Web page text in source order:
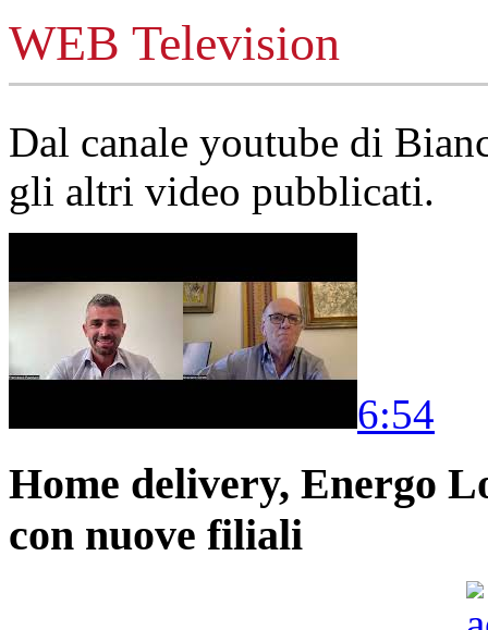
WEB Television
Dal canale youtube di
gli altri video pubblicati.
6:54
Home delivery, Energo
con nuove filiali